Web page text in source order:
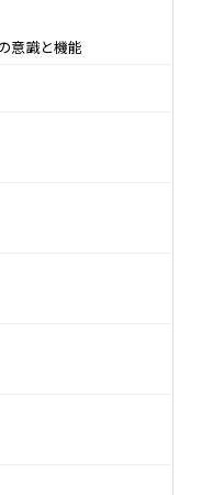
意識と機能